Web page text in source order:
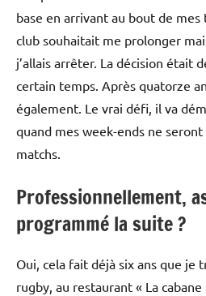
base en arrivant au bout de mes
club souhaitait me prolonger
j’allais arrêter. La décision était
certain temps. Après quatorze
également. Le vrai défi, il va
quand mes week-ends ne seront
matchs.
Professionnellement,
programmé la suite ?
Oui, cela fait déjà six ans que je
rugby, au restaurant « La